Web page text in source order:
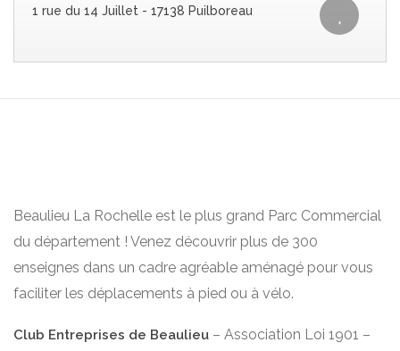
1 rue du 14 Juillet - 17138 Puilboreau
Beaulieu La Rochelle est le plus grand Parc Commercial
du département ! Venez découvrir plus de 300
enseignes dans un cadre agréable aménagé pour vous
faciliter les déplacements à pied ou à vélo.
Club Entreprises de Beaulieu – Association Loi 1901 –